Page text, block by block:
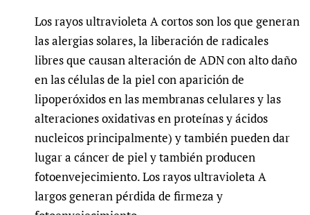
Los rayos ultravioleta A cortos son los que generan
las alergias solares, la liberación de radicales
libres que causan alteración de ADN con alto daño
en las células de la piel con aparición de
lipoperóxidos en las membranas celulares y las
alteraciones oxidativas en proteínas y ácidos
nucleicos principalmente) y también pueden dar
lugar a cáncer de piel y también producen
fotoenvejecimiento. Los rayos ultravioleta A
largos generan pérdida de firmeza y